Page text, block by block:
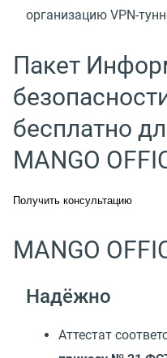
организацию VPN-
Пакет
бесплатно
MANGO
Получить консультацию
MANGO
Надёжно
Аттестат